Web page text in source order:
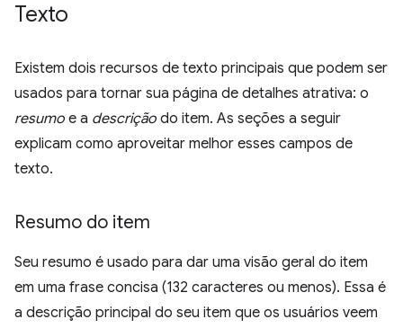
Texto
Existem dois recursos de texto principais que podem ser
usados para tornar sua página de detalhes atrativa: o
resumo e a descrição do item. As seções a seguir
explicam como aproveitar melhor esses campos de
texto.
Resumo do item
Seu resumo é usado para dar uma visão geral do item
em uma frase concisa (132 caracteres ou menos). Essa é
a descrição principal do seu item que os usuários veem